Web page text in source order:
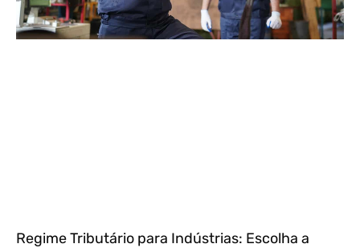
Regime Tributário para Indústrias: Escolha a